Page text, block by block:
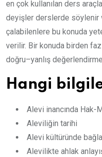
en çok kullanılan ders
deyişler derslerde söylenir
çalabilenlere bu konuda
verilir. Bir konuda birden
doğru–yanlış
Hangi
Alevi inancında
Aleviliğin tarihi
Alevi kültüründe
Alevilikte ahlak